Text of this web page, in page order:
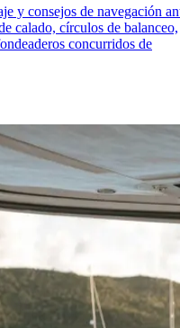
y consejos de navegación
calado, círculos de balanceo,
concurridos de